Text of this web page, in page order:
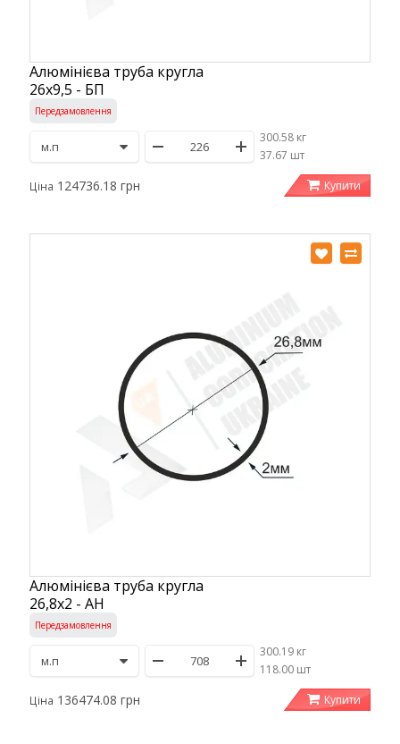
Алюмінієва труба кругла
26х9,5 - БП
Передзамовлення
300.58 кг
/37.67 шт
Ціна 124736.18 грн Купити
Алюмінієва труба кругла
26,8х2 - АН
Передзамовлення
300.19 кг
/118.00 шт
Ціна 136474.08 грн Купити